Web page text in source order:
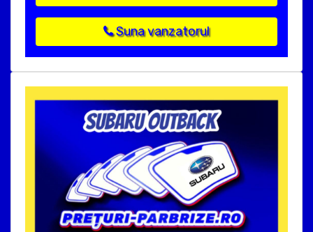
Suna vanzatorul